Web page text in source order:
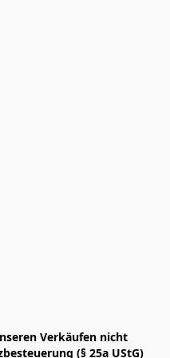
Verkäufen nicht
(§ 25a UStG)